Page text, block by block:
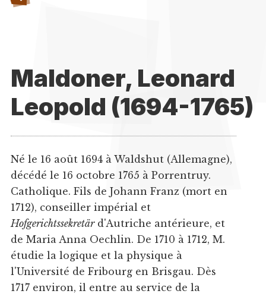
Maldoner, Leonard
Leopold (1694-1765)
Né le 16 août 1694 à Waldshut (Allemagne),
décédé le 16 octobre 1765 à Porrentruy.
Catholique. Fils de Johann Franz (mort en
1712), conseiller impérial et
Hofgerichtssekretärd'Autriche antérieure, et
de Maria Anna Oechlin. De 1710 à 1712, M.
étudie la logique et la physique à
l'Université de Fribourg en Brisgau. Dès
1717 environ, il entre au service de la